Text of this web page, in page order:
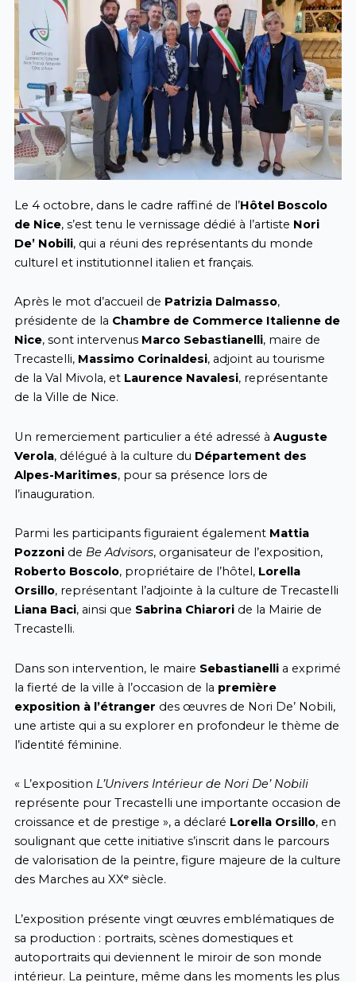
Le 4 octobre, dans le cadre raffiné de l’Hôtel Boscolo
de Nice, s’est tenu le vernissage dédié à l’artiste Nori
De’ Nobili, qui a réuni des représentants du monde
culturel et institutionnel italien et français.
Après le mot d’accueil de Patrizia Dalmasso,
présidente de la Chambre de Commerce Italienne de
Nice, sont intervenus Marco Sebastianelli, maire de
Trecastelli, Massimo Corinaldesi, adjoint au tourisme
de la Val Mivola, et Laurence Navalesi, représentante
de la Ville de Nice.
Un remerciement particulier a été adressé à Auguste
Verola, délégué à la culture du Département des
Alpes-Maritimes, pour sa présence lors de
l’inauguration.
Parmi les participants figuraient également Mattia
Pozzonide Be Advisors, organisateur de l’exposition,
Roberto Boscolo, propriétaire de l’hôtel, Lorella
Orsillo, représentant l’adjointe à la culture de Trecastelli
Liana Baci, ainsi que Sabrina Chiaroride la Mairie de
Trecastelli.
Dans son intervention, le maire Sebastianellia exprimé
la fierté de la ville à l’occasion de la première
exposition à l’étranger des œuvres de Nori De’ Nobili,
une artiste qui a su explorer en profondeur le thème de
l’identité féminine.
« L’exposition L’Univers Intérieur de Nori De’ Nobili
représente pour Trecastelli une importante occasion de
croissance et de prestige », a déclaré Lorella Orsillo, en
soulignant que cette initiative s’inscrit dans le parcours
de valorisation de la peintre, figure majeure de la culture
des Marches au XXᵉ siècle.
L’exposition présente vingt œuvres emblématiques de
sa production : portraits, scènes domestiques et
autoportraits qui deviennent le miroir de son monde
intérieur. La peinture, même dans les moments les plus